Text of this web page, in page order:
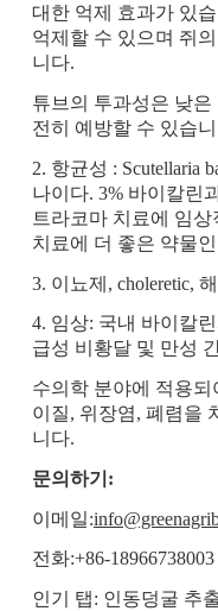
대한 억제 효과가 있
억제할 수 있으며 쥐
니다.
튜브의 투과성은 낮
전히 예방할 수 있습
2. 항균성 : Scutellaria
나이다. 3% 바이칼린
트라코마 치료에 임
치료에 더 좋은 약물
3. 이뇨제, choleretic,
4. 임상: 국내 바이칼
급성 비황달 및 만성
수의학 분야에 적용
이질, 위장염, 폐렴을
니다.
문의하기:
이메일:
전화:+86-18966738003
인기 탭: 인동덩굴 추